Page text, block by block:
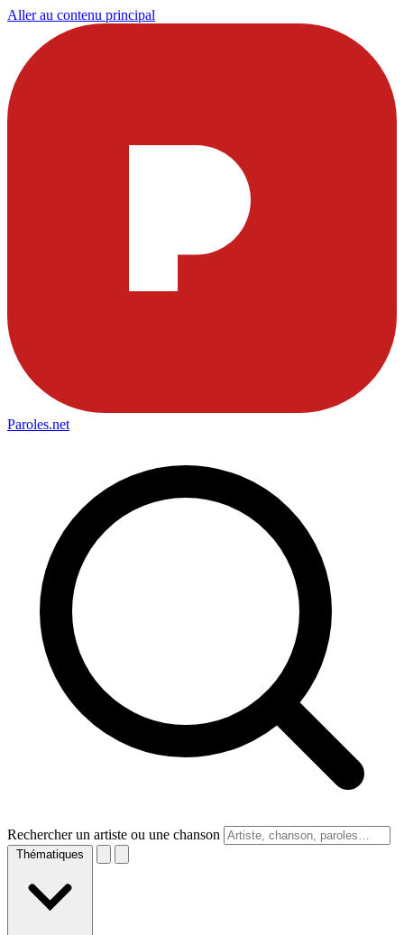
Aller au contenu principal
Paroles.net
Rechercher un artiste ou une chanson
Thématiques